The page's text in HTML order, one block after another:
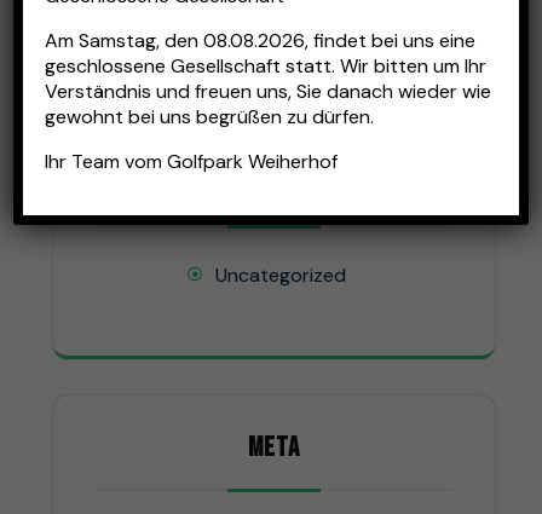
Uncategorized
META
AmSamstag, den 08.08.2026, findet bei uns eine
geschlossene Gesellschaft statt. Wir bitten um Ihr
Verständnis und freuen uns, Sie danach wieder wie
gewohnt bei uns begrüßen zu dürfen.
Ihr Team vom Golfpark Weiherhof